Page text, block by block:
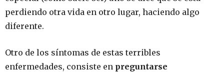
perdiendo otra vida en otro lugar, haciendo algo
diferente.
Otro de los síntomas de estas terribles
enfermedades, consiste en preguntarse